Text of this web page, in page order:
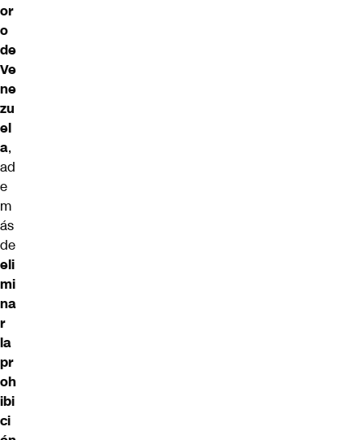
or
o
de
Ve
ne
zu
el
a,
ad
e
m
ás
de
eli
mi
na
r
la
pr
oh
ibi
ci